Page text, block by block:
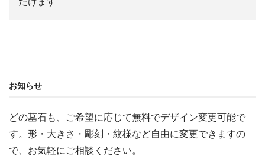
お知らせ
どの墓石も、ご希望に応じて無料でデザイン変更可能で
す。形・大きさ・彫刻・紋様など自由に変更できますの
で、お気軽にご相談ください。